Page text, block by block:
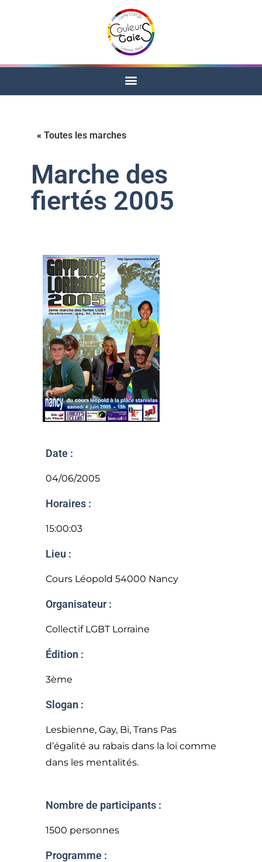
« Toutes les marches
Marche des
fiertés 2005
Date :
04/06/2005
Horaires :
15:00:03
Lieu :
Cours Léopold 54000 Nancy
Organisateur :
Collectif LGBT Lorraine
Édition :
3ème
Slogan :
Lesbienne, Gay, Bi, Trans Pas
d’égalité au rabais dans la loi comme
dans les mentalités.
Nombre de participants :
1500 personnes
Programme :